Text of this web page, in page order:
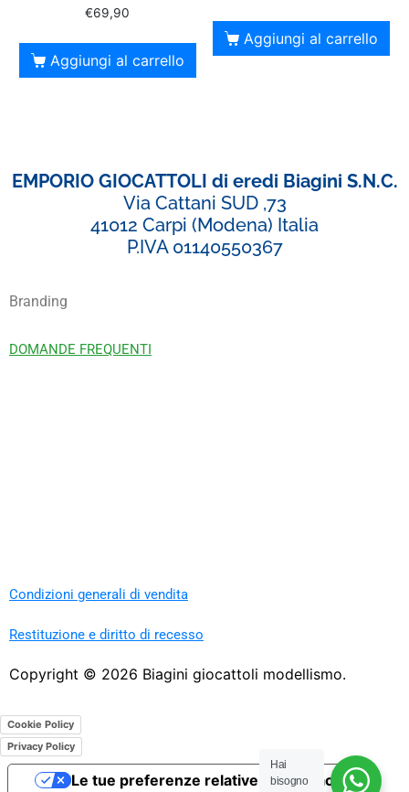
€69,90
Aggiungi al carrello
Aggiungi al carrello
EMPORIO GIOCATTOLI di eredi Biagini S.N.C.
Via Cattani SUD ,73
41012 Carpi (Modena) Italia
P.IVA 01140550367
Branding
DOMANDE FREQUENTI
Condizioni generali di vendita
Restituzione e diritto di recesso
Copyright © 2026 Biagini giocattoli modellismo.
Cookie Policy
Privacy Policy
Hai
bisogno
Le tue preferenze relative alla privacy